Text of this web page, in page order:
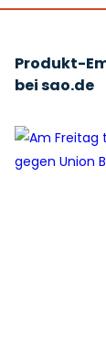
Produkt-
bei sao.de